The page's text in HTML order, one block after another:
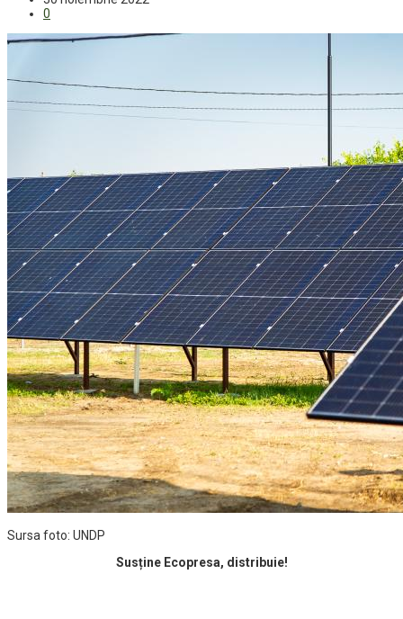
0
Sursa foto: UNDP
Susține Ecopresa, distribuie!